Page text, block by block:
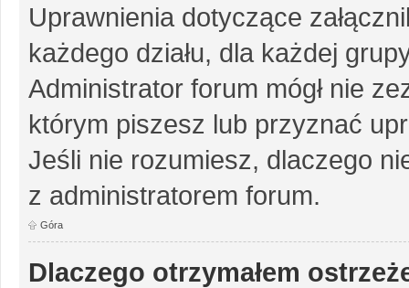
Uprawnienia dotyczące
każdego działu, dla każdej
Administrator forum mógł nie
którym piszesz lub przyznać
Jeśli nie rozumiesz, dlaczego
z administratorem forum.
Góra
Dlaczego otrzymałem